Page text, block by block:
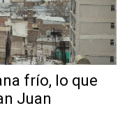
frío, lo que
Juan